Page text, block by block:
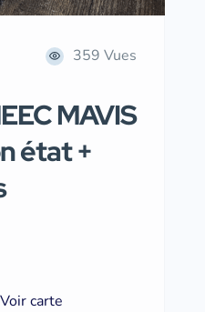
359 Vues
MAVIS
état +
Voir carte